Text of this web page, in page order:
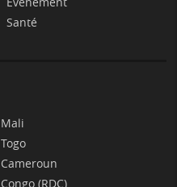
Santé
Mali
Togo
Cameroun
Congo (RDC)